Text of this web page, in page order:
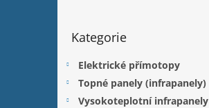
kategorie
Kategorie
Elektrické přímotopy
Topné panely (infrapanely)
Vysokoteplotní infrapanely